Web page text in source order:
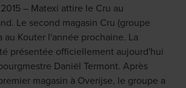
– Matexi attire le Cru au
Le second magasin Cru (groupe
au Kouter l'année prochaine. La
présentée officiellement aujourd'hui
Daniël Termont. Après
magasin à Overijse, le groupe a